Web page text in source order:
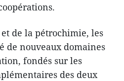
de la pétrochimie, les
de nouveaux domaines
fondés sur les
des deux